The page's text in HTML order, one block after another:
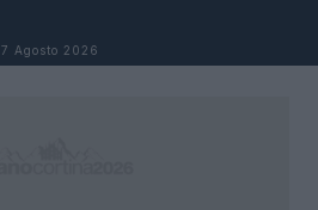
7 Agosto 2026